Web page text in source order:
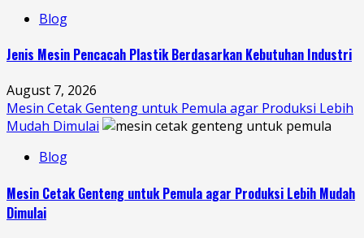
Blog
Jenis Mesin Pencacah Plastik Berdasarkan Kebutuhan Industri
August 7, 2026
Mesin Cetak Genteng untuk Pemula agar Produksi Lebih
Mudah Dimulai
Blog
Mesin Cetak Genteng untuk Pemula agar Produksi Lebih Mudah
Dimulai